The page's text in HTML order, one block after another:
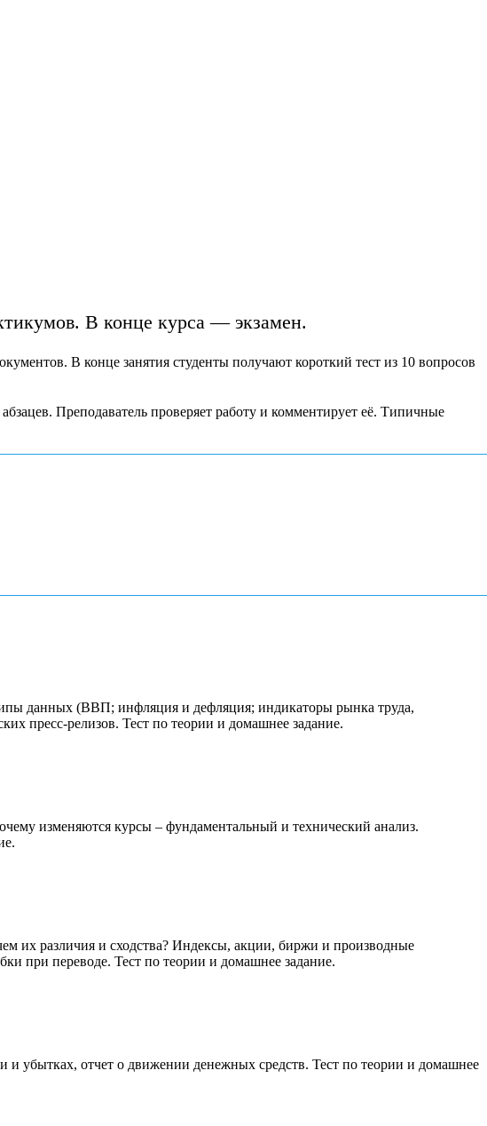
В конце курса — экзамен.
В конце занятия студенты получают короткий тест из 10 вопросов
Преподаватель проверяет работу и комментирует её. Типичные
данных (ВВП; инфляция и дефляция; индикаторы рынка труда,
пресс-релизов. Тест по теории и домашнее задание.
изменяются курсы – фундаментальный и технический анализ.
их различия и сходства? Индексы, акции, биржи и производные
при переводе. Тест по теории и домашнее задание.
убытках, отчет о движении денежных средств. Тест по теории и домашнее